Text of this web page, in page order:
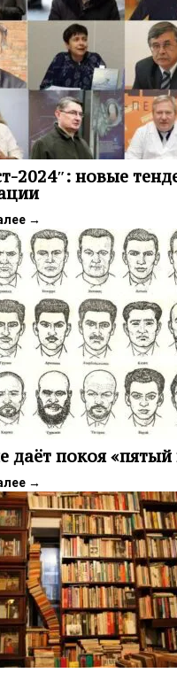
2024″: новые
→
даёт покоя «пятый
→